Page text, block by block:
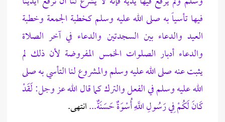
فيها تأسياً به صلى الله عليه وسلم كخطبة الجمعة وخطبة
العيد والدعاء بين السجدتين والدعاء في آخر الصلاة
والدعاء أدبار الصلوات الخمس المفروضة لأن ذلك لم
يثبت عنه صلى الله عليه وسلم والمشروع لنا التأسي به صلى
الله عليه وسلم في الفعل والترك كما قال الله عز وجل:لَقَدْ
كَانَ لَكُمْ فِي رَسُولِ اللَّهِ أُسْوَةٌ حَسَنَةٌ...انتهى.